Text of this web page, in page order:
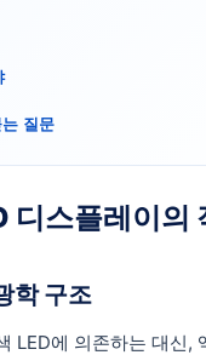
질문
디스플레이의
학 구조
LED에 의존하는 대신,